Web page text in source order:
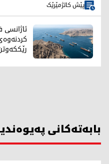
پێش کاتژمێرێک
بابەتەکانی